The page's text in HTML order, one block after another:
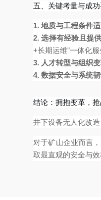
五、关键考量与成
1. 地质与工程条件适
2. 选择有经验且提
+长期运维”一体化服
3. 人才转型与组织变
4. 数据安全与系统韧
结论：拥抱变革，
井下设备无人化改
对于矿山企业而言
取最直观的安全与